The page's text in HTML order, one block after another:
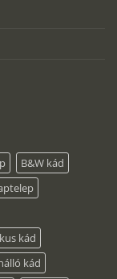
B&W kád
kád
kád